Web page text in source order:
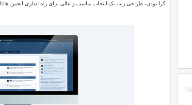
گرا بودن، طراحی زیبا، یک انتخاب مناسب و عالی برای راه اندازی انجمن ها/